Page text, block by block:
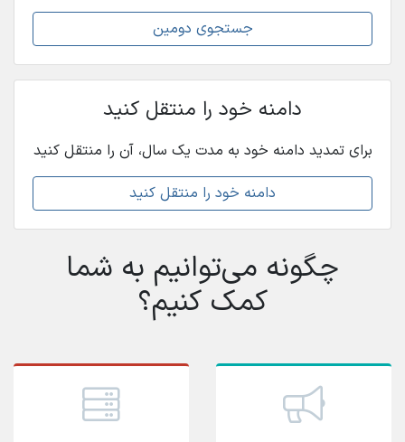
جستجوی دومین
دامنه خود را منتقل کنید
برای تمدید دامنه خود به مدت یک سال، آن را منتقل کنید
دامنه خود را منتقل کنید
چگونه می‌توانیم به شما
کمک کنیم؟